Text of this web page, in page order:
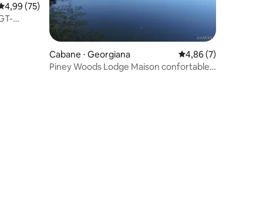
moyenne sur la base de 75 commentaires : 4,99 sur 5
4,99 (75)
Cabane ⋅ Georgiana Évaluation moyenne
4,86 (7)
Piney Woods Lodge Maison confortable